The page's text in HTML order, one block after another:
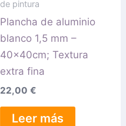
de pintura
Plancha de aluminio
blanco 1,5 mm –
40x40cm; Textura
extra fina
22,00 €
Leer más